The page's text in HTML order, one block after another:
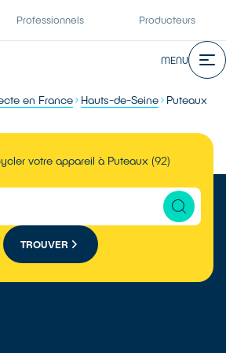
Professionnels Producteurs
MENU
en France Hauts-de-Seine Puteaux
votre appareil à Puteaux (92)
TROUVER